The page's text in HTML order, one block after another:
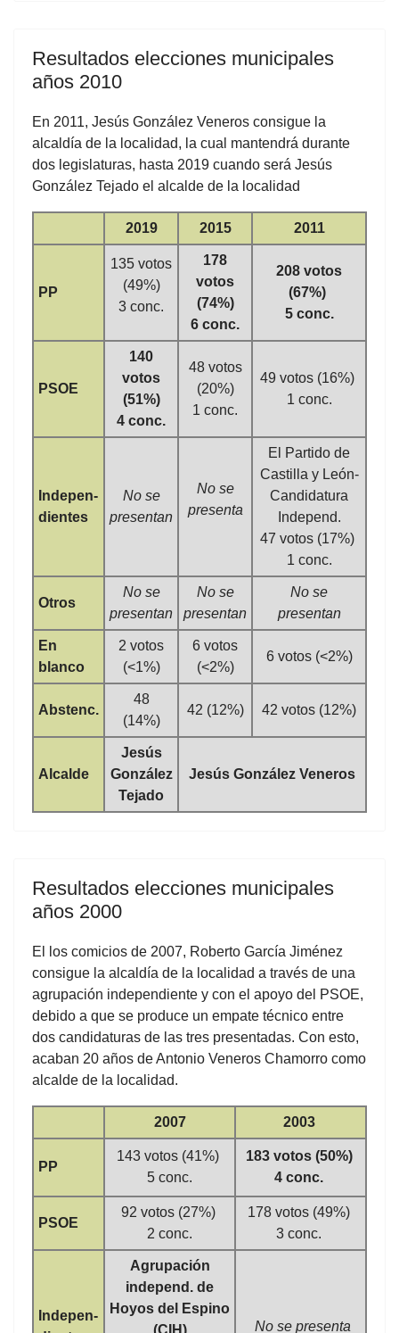
Resultados elecciones municipales
años 2010
En 2011, Jesús González Veneros consigue la
alcaldía de la localidad, la cual mantendrá durante
dos legislaturas, hasta 2019 cuando será Jesús
González Tejado el alcalde de la localidad
2019 2015 2011
PP
135 votos
(49%)
3 conc.
178
votos
(74%)
6 conc.
208 votos
(67%)
5 conc.
PSOE
140
votos
(51%)
4 conc.
48 votos
(20%)
1 conc.
49 votos (16%)
1 conc.
Indepen-
dientes
No se
presentan
No se
presenta
El Partido de
Castilla y León-
Candidatura
Independ.
47 votos (17%)
1 conc.
Otros
No se
presentan
No se
presentan
No se
presentan
En
blanco
2 votos
(<1%)
6 votos
(<2%)
6 votos (<2%)
Abstenc.
48
(14%)
42 (12%) 42 votos (12%)
Alcalde
Jesús
González
Tejado
Jesús González Veneros
Resultados elecciones municipales
años 2000
El los comicios de 2007, Roberto García Jiménez
consigue la alcaldía de la localidad a través de una
agrupación independiente y con el apoyo del PSOE,
debido a que se produce un empate técnico entre
dos candidaturas de las tres presentadas. Con esto,
acaban 20 años de Antonio Veneros Chamorro como
alcalde de la localidad.
2007 2003
PP
143 votos (41%)
5 conc.
183 votos (50%)
4 conc.
PSOE
92 votos (27%)
2 conc.
178 votos (49%)
3 conc.
Indepen-
Agrupación
independ. de
Hoyos del Espino
(CIH)
No se presenta